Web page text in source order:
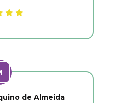
de Almeida